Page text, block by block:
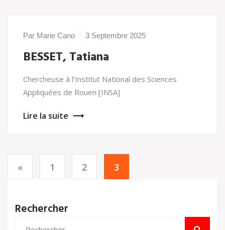
Par Marie Cano 3 Septembre 2025
BESSET, Tatiana
Chercheuse à l’Institut National des Sciences
Appliquées de Rouen [INSA]
Lire la suite
« 1 2 3
Rechercher